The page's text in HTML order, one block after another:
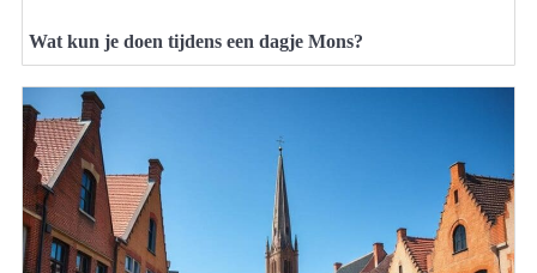
Wat kun je doen tijdens een dagje Mons?